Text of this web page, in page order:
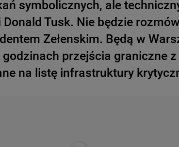
symbolicznych, ale
Tusk. Nie będzie
Zełenskim. Będą w
przejścia graniczne
na listę infrastruktury